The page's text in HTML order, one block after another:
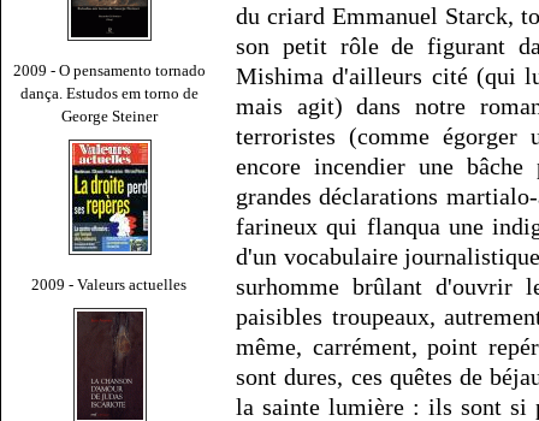
2009 - O pensamento tornado
dança. Estudos em torno de
George Steiner
2009 - Valeurs actuelles
du criard Emmanuel Starck,
son petit rôle de figurant
Mishima d'ailleurs cité (qui
mais agit) dans notre
terroristes (comme
encore incendier une
grandes déclarations
farineux qui flanqua une
d'un vocabulaire
surhomme brûlant d'ouvrir
paisibles troupeaux,
même, carrément, point
sont dures, ces quêtes de
la sainte lumière : ils sont si